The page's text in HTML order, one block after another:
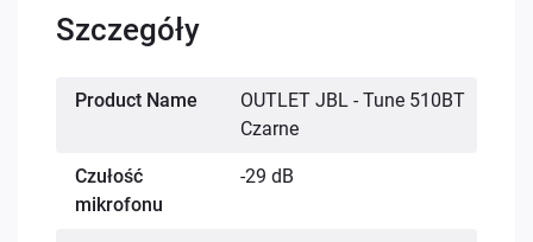
Szczegóły
Więcej
Product Name
OUTLET JBL - Tune 510BT
Czarne
Czułość
mikrofonu
-29 dB